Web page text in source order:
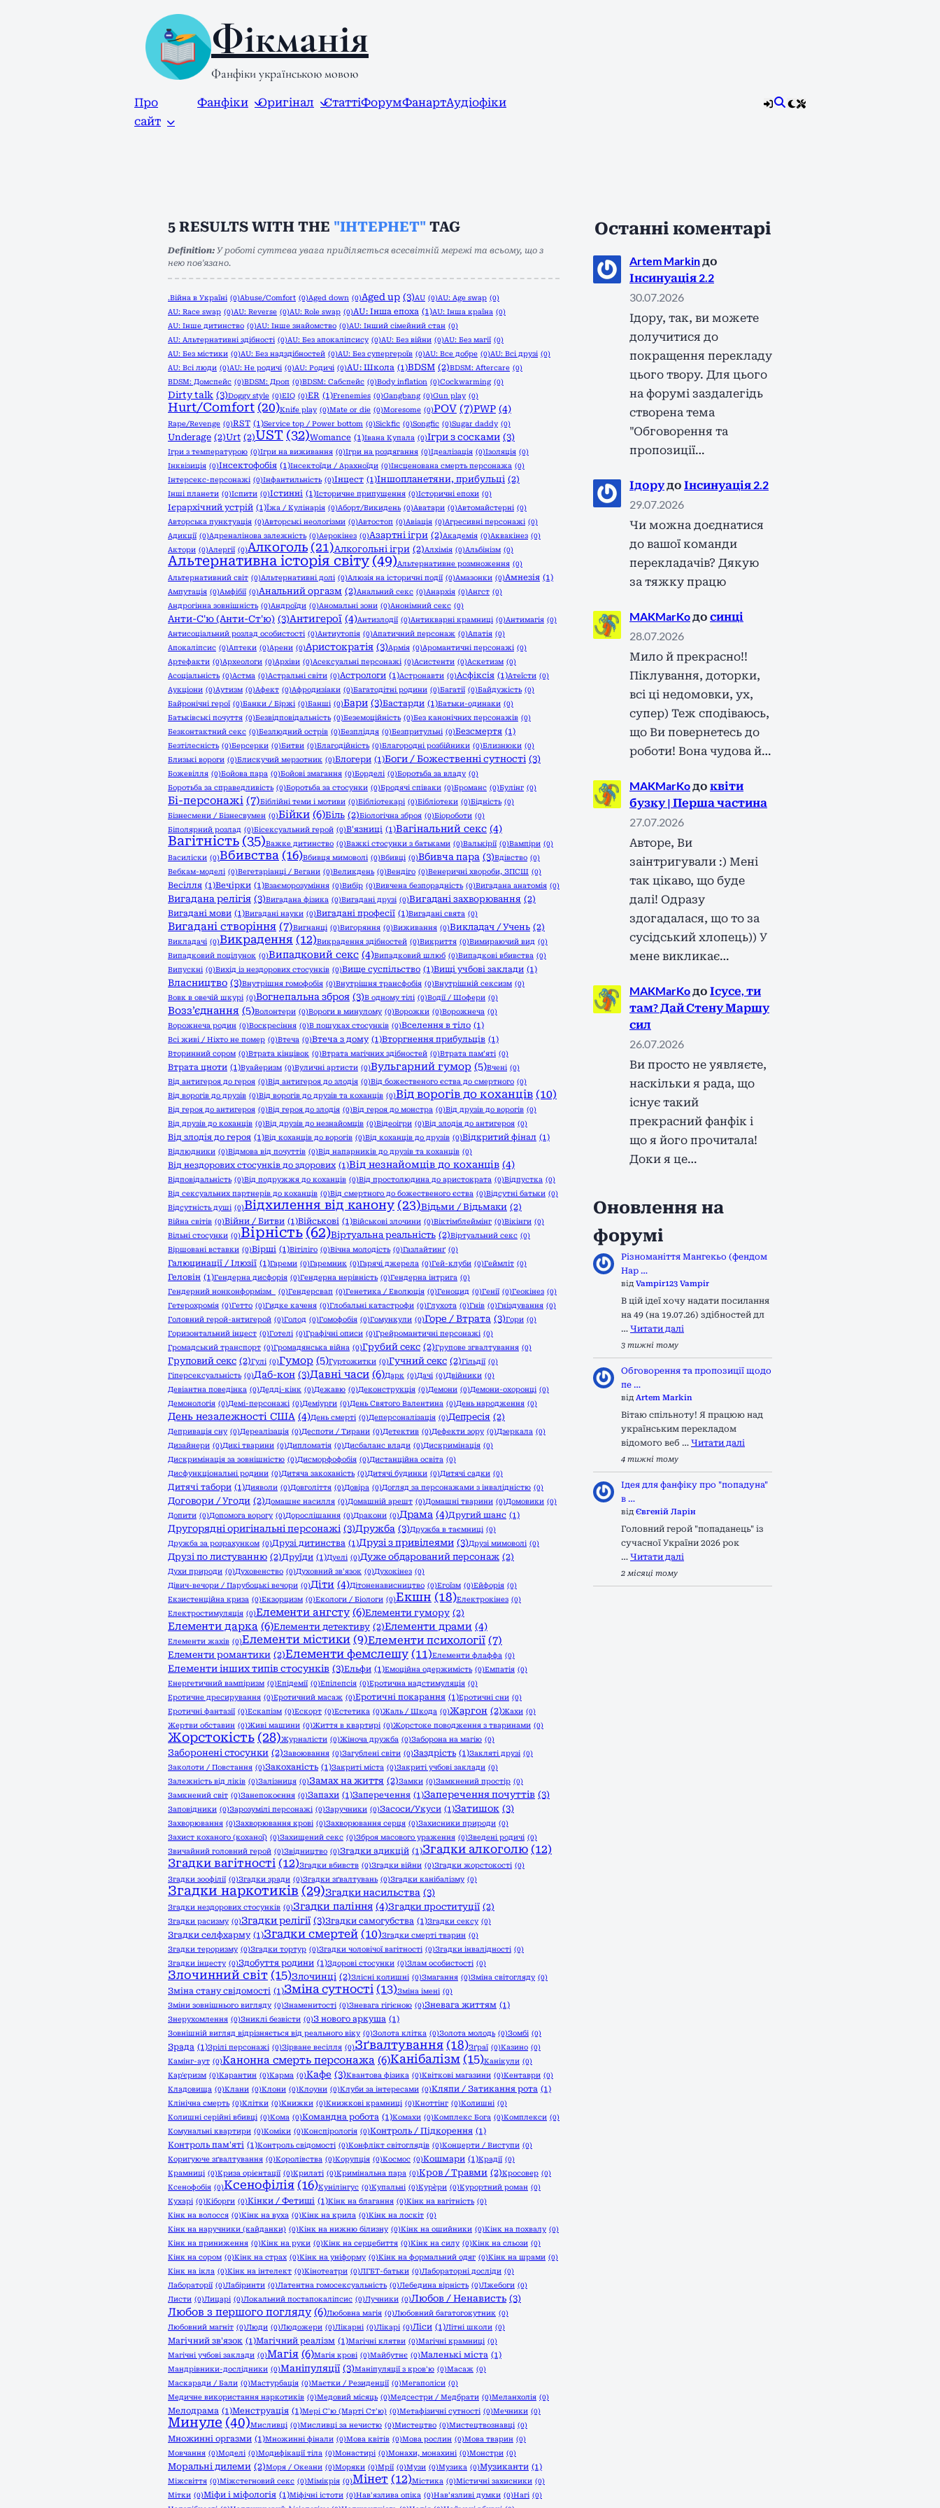
Фікманія
Фанфіки українською мовою
Про
сайт
Фанфіки Оригінал СтаттіФорумФанартАудіофіки
5 RESULTS WITH THE "ІНТЕРНЕТ" TAG
Definition: У роботі суттєва увага приділяється всесвітній мережі та всьому, що з
нею пов'язано.
.Війна в Україні (0)Abuse/Comfort (0)Aged down (0)Aged up (3)AU (0)AU: Age swap (0)
AU: Race swap (0)AU: Reverse (0)AU: Role swap (0)AU: Інша епоха (1)AU: Інша країна (0)
AU: Інше дитинство (0)AU: Інше знайомство (0)AU: Інший сімейний стан (0)
AU: Альтернативні здібності (0)AU: Без апокаліпсису (0)AU: Без війни (0)AU: Без магії (0)
AU: Без містики (0)AU: Без надздібностей (0)AU: Без супергероїв (0)AU: Все добре (0)AU: Всі друзі (0)
AU: Всі люди (0)AU: Не родичі (0)AU: Родичі (0)AU: Школа (1)BDSM (2)BDSM: Aftercare (0)
BDSM: Домспейс (0)BDSM: Дроп (0)BDSM: Сабспейс (0)Body inflation (0)Cockwarming (0)
Dirty talk (3)Doggy style (0)EIQ (0)ER (1)Frenemies (0)Gangbang (0)Gun play (0)
Hurt/Comfort (20)Knife play (0)Mate or die (0)Moresome (0)POV (7)PWP (4)
Rape/Revenge (0)RST (1)Service top / Power bottom (0)Sickfic (0)Songfic (0)Sugar daddy (0)
Underage (2)Urt (2)UST (32)Womance (1)Івана Купала (0)Ігри з сосками (3)
Ігри з температурою (0)Ігри на виживання (0)Ігри на роздягання (0)Ідеалізація (0)Ізоляція (0)
Інквізиція (0)Інсектофобія (1)Інсектоїди / Арахноїди (0)Інсценована смерть персонажа (0)
Інтерсекс-персонажі (0)Інфантильність (0)Інцест (1)Іншопланетяни, прибульці (2)
Інші планети (0)Іспити (0)Істинні (1)Історичне припущення (0)Історичні епохи (0)
Ієрархічний устрій (1)Їжа / Кулінарія (0)Аборт/Викидень (0)Аватари (0)Автомайстерні (0)
Авторська пунктуація (0)Авторські неологізми (0)Автостоп (0)Авіація (0)Агресивні персонажі (0)
Адикції (0)Адреналінова залежність (0)Аерокінез (0)Азартні ігри (2)Академія (0)Аквакінез (0)
Актори (0)Алергії (0)Алкоголь (21)Алкогольні ігри (2)Алхімія (0)Альбінізм (0)
Альтернативна історія світу (49)Альтернативне розмноження (0)
Альтернативний світ (0)Альтернативні долі (0)Алюзія на історичні події (0)Амазонки (0)Амнезія (1)
Ампутація (0)Амфібії (0)Анальний оргазм (2)Анальний секс (0)Анархія (0)Ангст (0)
Андрогінна зовнішність (0)Андроїди (0)Аномальні зони (0)Анонімний секс (0)
Анти-С'ю (Анти-Ст'ю) (3)Антигерої (4)Антизлодії (0)Антикварні крамниці (0)Антимагія (0)
Антисоціальний розлад особистості (0)Антиутопія (0)Апатичний персонаж (0)Апатія (0)
Апокаліпсис (0)Аптеки (0)Арени (0)Аристократія (3)Армія (0)Аромантичні персонажі (0)
Артефакти (0)Археологи (0)Архіви (0)Асексуальні персонажі (0)Асистенти (0)Аскетизм (0)
Асоціальність (0)Астма (0)Астральні світи (0)Астрологи (1)Астронавти (0)Асфіксія (1)Атеїсти (0)
Аукціони (0)Аутизм (0)Афект (0)Афродизіаки (0)Багатодітні родини (0)Багатії (0)Байдужість (0)
Байронічні герої (0)Банки / Біржі (0)Банші (0)Бари (3)Бастарди (1)Батьки-одинаки (0)
Батьківські почуття (0)Безвідповідальність (0)Беземоційність (0)Без канонічних персонажів (0)
Безконтактний секс (0)Безлюдний острів (0)Безпліддя (0)Безпритульні (0)Безсмертя (1)
Безтілесність (0)Берсерки (0)Битви (0)Благодійність (0)Благородні розбійники (0)Близнюки (0)
Близькі вороги (0)Блискучий мерзотник (0)Блогери (1)Боги / Божественні сутності (3)
Божевілля (0)Бойова пара (0)Бойові змагання (0)Борделі (0)Боротьба за владу (0)
Боротьба за справедливість (0)Боротьба за стосунки (0)Бродячі співаки (0)Броманс (0)Булінг (0)
Бі-персонажі (7)Біблійні теми і мотиви (0)Бібліотекарі (0)Бібліотеки (0)Бідність (0)
Бізнесмени / Бізнесвумен (0)Бійки (6)Біль (2)Біологічна зброя (0)Біороботи (0)
Біполярний розлад (0)Бісексуальний герой (0)В'язниці (1)Вагінальний секс (4)
Вагітність (35)Важке дитинство (0)Важкі стосунки з батьками (0)Валькірії (0)Вампіри (0)
Василіски (0)Вбивства (16)Вбивця мимоволі (0)Вбивці (0)Вбивча пара (3)Вдівство (0)
Вебкам-моделі (0)Вегетаріанці / Вегани (0)Великдень (0)Вендіго (0)Венеричні хвороби, ЗПСШ (0)
Весілля (1)Вечірки (1)Взаєморозуміння (0)Вибір (0)Вивчена безпорадність (0)Вигадана анатомія (0)
Вигадана релігія (3)Вигадана фізика (0)Вигадані друзі (0)Вигадані захворювання (2)
Вигадані мови (1)Вигадані науки (0)Вигадані професії (1)Вигадані свята (0)
Вигадані створіння (7)Вигнанці (0)Вигоряння (0)Виживання (0)Викладач / Учень (2)
Викладачі (0)Викрадення (12)Викрадення здібностей (0)Викриття (0)Вимираючий вид (0)
Випадковий поцілунок (0)Випадковий секс (4)Випадковий шлюб (0)Випадкові вбивства (0)
Випускні (0)Вихід із нездорових стосунків (0)Вище суспільство (1)Вищі учбові заклади (1)
Власництво (3)Внутрішня гомофобія (0)Внутрішня трансфобія (0)Внутрішній сексизм (0)
Вовк в овечій шкурі (0)Вогнепальна зброя (3)В одному тілі (0)Водії / Шофери (0)
Возз’єднання (5)Волонтери (0)Вороги в минулому (0)Ворожки (0)Ворожнеча (0)
Ворожнеча родин (0)Воскресіння (0)В пошуках стосунків (0)Вселення в тіло (1)
Всі живі / Ніхто не помер (0)Втеча (0)Втеча з дому (1)Вторгнення прибульців (1)
Вторинний сором (0)Втрата кінцівок (0)Втрата магічних здібностей (0)Втрата пам’яті (0)
Втрата цноти (1)Вуайеризм (0)Вуличні артисти (0)Вульгарний гумор (5)Вчені (0)
Від антигероя до героя (0)Від антигероя до злодія (0)Від божественого єства до смертного (0)
Від ворогів до друзів (0)Від ворогів до друзів та коханців (0)Від ворогів до коханців (10)
Від героя до антигероя (0)Від героя до злодія (0)Від героя до монстра (0)Від друзів до ворогів (0)
Від друзів до коханців (0)Від друзів до незнайомців (0)Відеоігри (0)Від злодія до антигероя (0)
Від злодія до героя (1)Від коханців до ворогів (0)Від коханців до друзів (0)Відкритий фінал (1)
Відлюдники (0)Відмова від почуттів (0)Від напарників до друзів та коханців (0)
Від нездорових стосунків до здорових (1)Від незнайомців до коханців (4)
Відповідальність (0)Від подружжя до коханців (0)Від простолюдина до аристократа (0)Відпустка (0)
Від сексуальних партнерів до коханців (0)Від смертного до божественого єства (0)Відсутні батьки (0)
Відсутність душі (0)Відхилення від канону (23)Відьми / Відьмаки (2)
Війна світів (0)Війни / Битви (1)Військові (1)Військові злочини (0)Віктімблеймінг (0)Вікінги (0)
Вільні стосунки (0)Вірність (62)Віртуальна реальність (2)Віртуальний секс (0)
Віршовані вставки (0)Вірші (1)Вітіліго (0)Вічна молодість (0)Газлайтинґ (0)
Галюцинації / Ілюзії (1)Гареми (0)Гаремник (0)Гарячі джерела (0)Гей-клуби (0)Геймліт (0)
Геловін (1)Гендерна дисфорія (0)Гендерна нерівність (0)Гендерна інтрига (0)
Гендерний нонконформізм
(0)Гендерсвап (0)Генетика / Еволюція (0)Геноцид (0)Генії (0)Геокінез (0)
Гетерохромія (0)Гетто (0)Гидке каченя (0)Глобальні катастрофи (0)Глухота (0)Гнів (0)Гніздування (0)
Головний герой-антигерой (0)Голод (0)Гомофобія (0)Гомункули (0)Горе / Втрата (3)Гори (0)
Горизонтальний інцест (0)Готелі (0)Графічні описи (0)Грейромантичні персонажі (0)
Громадський транспорт (0)Громадянська війна (0)Грубий секс (2)Групове згвалтування (0)
Груповий секс (2)Гулі (0)Гумор (5)Гуртожитки (0)Гучний секс (2)Гільдії (0)
Гіперсексуальність (0)Даб-кон (3)Давні часи (6)Дарк (0)Дачі (0)Двійники (0)
Девіантна поведінка (0)Дедді-кінк (0)Дежавю (0)Деконструкція (0)Демони (0)Демони-охоронці (0)
Демонологія (0)Демі-персонажі (0)Деміурги (0)День Святого Валентина (0)День народження (0)
День незалежності США (4)День смерті (0)Деперсоналізація (0)Депресія (2)
Депривація сну (0)Дереалізація (0)Деспоти / Тирани (0)Детектив (0)Дефекти зору (0)Дзеркала (0)
Дизайнери (0)Дикі тварини (0)Дипломатія (0)Дисбаланс влади (0)Дискримінація (0)
Дискримінація за зовнішністю (0)Дисморфофобія (0)Дистанційна освіта (0)
Дисфункціональні родини (0)Дитяча закоханість (0)Дитячі будинки (0)Дитячі садки (0)
Дитячі табори (1)Дияволи (0)Довголіття (0)Довіра (0)Догляд за персонажами з інвалідністю (0)
Договори / Угоди (2)Домашнє насилля (0)Домашній арешт (0)Домашні тварини (0)Домовики (0)
Допити (0)Допомога ворогу (0)Дорослішання (0)Дракони (0)Драма (4)Другий шанс (1)
Другорядні оригінальні персонажі (3)Дружба (3)Дружба в таємниці (0)
Дружба за розрахунком (0)Друзі дитинства (1)Друзі з привілеями (3)Друзі мимоволі (0)
Друзі по листуванню (2)Друїди (1)Дуелі (0)Дуже обдарований персонаж (2)
Духи природи (0)Духовенство (0)Духовний зв'язок (0)Духокінез (0)
Дівич-вечори / Парубоцькі вечори (0)Діти (4)Дітоненависництво (0)Егоїзм (0)Ейфорія (0)
Екзистенційна криза (0)Екзорцизм (0)Екологи / Біологи (0)Екшн (18)Електрокінез (0)
Електростимуляція (0)Елементи ангсту (6)Елементи гумору (2)
Елементи дарка (6)Елементи детективу (2)Елементи драми (4)
Елементи жахів (0)Елементи містики (9)Елементи психології (7)
Елементи романтики (2)Елементи фемслешу (11)Елементи флаффа (0)
Елементи інших типів стосунків (3)Ельфи (1)Емоційна одержимість (0)Емпатія (0)
Енергетичний вампіризм (0)Епідемії (0)Епілепсія (0)Еротична надстимуляція (0)
Еротичне дресирування (0)Еротичний масаж (0)Еротичні покарання (1)Еротичні сни (0)
Еротичні фантазії (0)Ескапізм (0)Ескорт (0)Естетика (0)Жаль / Шкода (0)Жаргон (2)Жахи (0)
Жертви обставин (0)Живі машини (0)Життя в квартирі (0)Жорстоке поводження з тваринами (0)
Жорстокість (28)Журналісти (0)Жіноча дружба (0)Заборона на магію (0)
Заборонені стосунки (2)Завоювання (0)Загублені світи (0)Заздрість (1)Закляті друзі (0)
Заколоти / Повстання (0)Закоханість (1)Закриті міста (0)Закриті учбові заклади (0)
Залежність від ліків (0)Залізниця (0)Замах на життя (2)Замки (0)Замкнений простір (0)
Замкнений світ (0)Занепокоєння (0)Запахи (1)Заперечення (1)Заперечення почуттів (3)
Заповідники (0)Зарозумілі персонажі (0)Заручники (0)Засоси/Укуси (1)Затишок (3)
Захворювання (0)Захворювання крові (0)Захворювання серця (0)Захисники природи (0)
Захист коханого (коханої) (0)Захищений секс (0)Зброя масового ураження (0)Зведені родичі (0)
Звичайний головний герой (0)Звідництво (0)Згадки адикцій (1)Згадки алкоголю (12)
Згадки вагітності (12)Згадки вбивств (0)Згадки війни (0)Згадки жорстокості (0)
Згадки зоофілії (0)Згадки зради (0)Згадки зґвалтувань (0)Згадки канібалізму (0)
Згадки наркотиків (29)Згадки насильства (3)
Згадки нездорових стосунків (0)Згадки паління (4)Згадки проституції (2)
Згадки расизму (0)Згадки релігії (3)Згадки самогубства (1)Згадки сексу (0)
Згадки селфхарму (1)Згадки смертей (10)Згадки смерті тварин (0)
Згадки тероризму (0)Згадки тортур (0)Згадки чоловічої вагітності (0)Згадки інвалідності (0)
Згадки інцесту (0)Здобуття родини (1)Здорові стосунки (0)Злам особистості (0)
Злочинний світ (15)Злочинці (2)Злісні колишні (0)Змагання (0)Зміна світогляду (0)
Зміна стану свідомості (1)Зміна сутності (13)Зміна імені (0)
Зміни зовнішнього вигляду (0)Знаменитості (0)Зневага гігієною (0)Зневага життям (1)
Знерухомлення (0)Зниклі безвісти (0)З нового аркуша (1)
Зовнішній вигляд відрізняється від реального віку (0)Золота клітка (0)Золота молодь (0)Зомбі (0)
Зрада (1)Зрілі персонажі (0)Зірване весілля (0)Зґвалтування (18)Зґраї (0)Казино (0)
Камінг-аут (0)Канонна смерть персонажа (6)Канібалізм (15)Канікули (0)
Кар'єризм (0)Карантин (0)Карма (0)Кафе (3)Квантова фізика (0)Квіткові магазини (0)Кентаври (0)
Кладовища (0)Клани (0)Клони (0)Клоуни (0)Клуби за інтересами (0)Кляпи / Затикання рота (1)
Клінічна смерть (0)Клітки (0)Книжки (0)Книжкові крамниці (0)Кноттінг (0)Колишні (0)
Колишні серійні вбивці (0)Кома (0)Командна робота (1)Комахи (0)Комплекс Бога (0)Комплекси (0)
Комунальні квартири (0)Коміки (0)Конспірологія (0)Контроль / Підкорення (1)
Контроль пам'яті (1)Контроль свідомості (0)Конфлікт світоглядів (0)Концерти / Виступи (0)
Коригуюче зґвалтування (0)Королівства (0)Корупція (0)Космос (0)Кошмари (1)Крадії (0)
Крамниці (0)Криза орієнтації (0)Крилаті (0)Кримінальна пара (0)Кров / Травми (2)Кросовер (0)
Ксенофобія (0)Ксенофілія (16)Кунілінгус (0)Купальні (0)Кур`єри (0)Курортний роман (0)
Кухарі (0)Кіборги (0)Кінки / Фетиші (1)Кінк на благання (0)Кінк на вагітність (0)
Кінк на волосся (0)Кінк на вуха (0)Кінк на крила (0)Кінк на лоскіт (0)
Кінк на наручники (кайданки) (0)Кінк на нижню білизну (0)Кінк на ошийники (0)Кінк на похвалу (0)
Кінк на приниження (0)Кінк на руки (0)Кінк на серцебиття (0)Кінк на силу (0)Кінк на сльози (0)
Кінк на сором (0)Кінк на страх (0)Кінк на уніформу (0)Кінк на формальний одяг (0)Кінк на шрами (0)
Кінк на ікла (0)Кінк на інтелект (0)Кінотеатри (0)ЛГБТ-батьки (0)Лабораторні досліди (0)
Лабораторії (0)Лабіринти (0)Латентна гомосексуальність (0)Лебедина вірність (0)Лжебоги (0)
Листи (0)Лицарі (0)Локальний постапокаліпсис (0)Лучники (0)Любов / Ненависть (3)
Любов з першого погляду (6)Любовна магія (0)Любовний багатогокутник (0)
Любовний магніт (0)Люди (0)Людожери (0)Лікарні (0)Лікарі (0)Ліси (1)Літні школи (0)
Магічний зв'язок (1)Магічний реалізм (1)Магічні клятви (0)Магічні крамниці (0)
Магічні учбові заклади (0)Магія (6)Магія крові (0)Майбутнє (0)Маленькі міста (1)
Мандрівники-дослідники (0)Маніпуляції (3)Маніпуляції з кров'ю (0)Масаж (0)
Маскаради / Бали (0)Мастурбація (0)Маєтки / Резиденції (0)Мегаполіси (0)
Медичне використання наркотиків (0)Медовий місяць (0)Медсестри / Медбрати (0)Меланхолія (0)
Мелодрама (1)Менструація (1)Мері С'ю (Марті Ст'ю) (0)Метафізичні сутності (0)Мечники (0)
Минуле (40)Мисливці (0)Мисливці за нечистю (0)Мистецтво (0)Мистецтвознавці (0)
Множинні оргазми (1)Множинні фінали (0)Мова квітів (0)Мова рослин (0)Мова тварин (0)
Мовчання (0)Моделі (0)Модифікації тіла (0)Монастирі (0)Монахи, монахині (0)Монстри (0)
Моральні дилеми (2)Моря / Океани (0)Моряки (0)Мрії (0)Музи (0)Музика (0)Музиканти (1)
Міжсвіття (0)Міжстегновий секс (0)Мімікрія (0)Мінет (12)Містика (0)Містичні захисники (0)
Мітки (0)Міфи і міфологія (1)Міфічні істоти (0)Нав'язлива опіка (0)Нав’язливі думки (0)Нагі (0)
Останні коментарі
Artem Markinдо
Інсинуація 2.2
30.07.2026
Ідору, так, ви можете
долучитися до
покращення перекладу
цього твору. Для цього
на форумі заздалегідь
створена тема
"Обговорення та
пропозиції…
Ідорудо Інсинуація 2.2
29.07.2026
Чи можна доєднатися
до вашої команди
перекладачів? Дякую
за тяжку працю
MAKMarKoдо синці
28.07.2026
Мило й прекрасно!!
Піклування, доторки,
всі ці недомовки, ух,
супер) Теж сподіваюсь,
що Ви повернетесь до
роботи! Вона чудова й…
MAKMarKoдо квіти
бузку | Перша частина
27.07.2026
Авторе, Ви
заінтригували :) Мені
так цікаво, що буде
далі! Одразу
здогадалася, що то за
сусідський хлопець)) У
мене викликає…
MAKMarKoдо Ісусе, ти
там? Дай Стену Маршу
сил
26.07.2026
Ви просто не уявляєте,
наскільки я рада, що
існує такий
прекрасний фанфік і
що я його прочитала!
Доки я це…
Оновлення на
форумі
Різноманіття Мангекьо (фендом
Нар …
від Vampir123 Vampir
В цій ідеї хочу надати посилання
на 49 (на 19.07.26) здібностей дл
… Читати далі
3 тижні тому
Обговорення та пропозиції щодо
пе …
від Artem Markin
Вітаю спільноту! Я працюю над
українським перекладом
відомого веб … Читати далі
4 тижні тому
Ідея для фанфіку про "попадуна"
в …
від Євгеній Ларін
Головний герой "попаданець" із
сучасної України 2026 рок
… Читати далі
2 місяці тому